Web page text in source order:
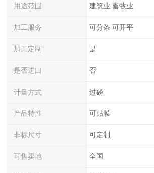
用途范围 建筑业 畜牧业
加工服务 可分条 可开平
加工定制 是
是否进口 否
计量方式 过磅
产品特性 可贴膜
非标尺寸 可定制
可售卖地 全国